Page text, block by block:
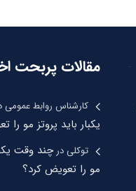
مقالات پربحت
کارشناس روابط عمومی
یکبار باید پروتز مو را
توکلیدرچند وقت
مو را تعویض کرد؟